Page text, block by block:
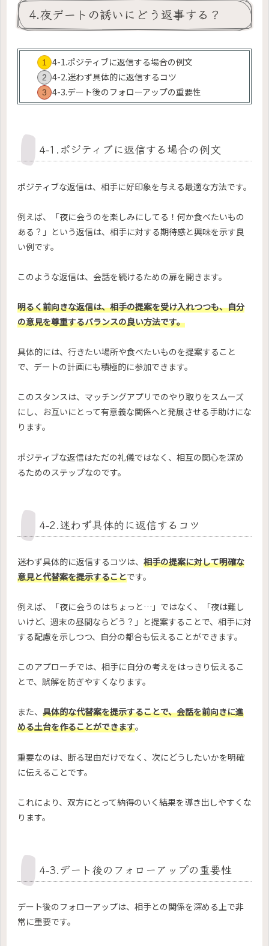
4.夜デートの誘いにどう返事する？
4-1.ポジティブに返信する場合の例文
4-2.迷わず具体的に返信するコツ
4-3.デート後のフォローアップの重要性
4-1.ポジティブに返信する場合の例文
ポジティブな返信は、相手に好印象を与える最適な方法です。
例えば、「夜に会うのを楽しみにしてる！何か食べたいもの
ある？」という返信は、相手に対する期待感と興味を示す良
い例です。
このような返信は、会話を続けるための扉を開きます。
明るく前向きな返信は、相手の提案を受け入れつつも、自分
の意見を尊重するバランスの良い方法です。
具体的には、行きたい場所や食べたいものを提案すること
で、デートの計画にも積極的に参加できます。
このスタンスは、マッチングアプリでのやり取りをスムーズ
にし、お互いにとって有意義な関係へと発展させる手助けにな
ります。
ポジティブな返信はただの礼儀ではなく、相互の関心を深め
るためのステップなのです。
4-2.迷わず具体的に返信するコツ
迷わず具体的に返信するコツは、 相手の提案に対して明確な
意見と代替案を提示することです。
例えば、「夜に会うのはちょっと…」ではなく、「夜は難し
いけど、週末の昼間ならどう？」と提案することで、相手に対
する配慮を示しつつ、自分の都合も伝えることができます。
このアプローチでは、相手に自分の考えをはっきり伝えるこ
とで、誤解を防ぎやすくなります。
また、 具体的な代替案を提示することで、会話を前向きに進
める土台を作ることができます。
重要なのは、断る理由だけでなく、次にどうしたいかを明確
に伝えることです。
これにより、双方にとって納得のいく結果を導き出しやすくな
ります。
4-3.デート後のフォローアップの重要性
デート後のフォローアップは、相手との関係を深める上で非
常に重要です。